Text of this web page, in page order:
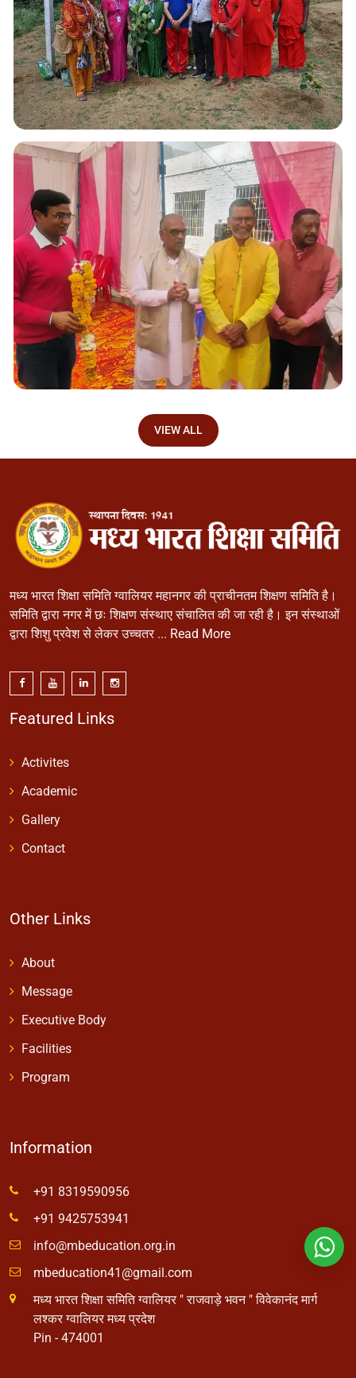
VIEW ALL
मध्य भारत शिक्षा समिति ग्वालियर महानगर की प्राचीनतम शिक्षण समिति है।
समिति द्वारा नगर में छः शिक्षण संस्थाए संचालित की जा रही है। इन संस्थाओं
द्वारा शिशु प्रवेश से लेकर उच्चतर ... Read More
Featured Links
Activites
Academic
Gallery
Contact
Other Links
About
Message
Executive Body
Facilities
Program
Information
+91 8319590956
+91 9425753941
info@mbeducation.org.in
mbeducation41@gmail.com
मध्य भारत शिक्षा समिति ग्वालियर " राजवाड़े भवन " विवेकानंद मार्ग
लश्कर ग्वालियर मध्य प्रदेश
Pin - 474001